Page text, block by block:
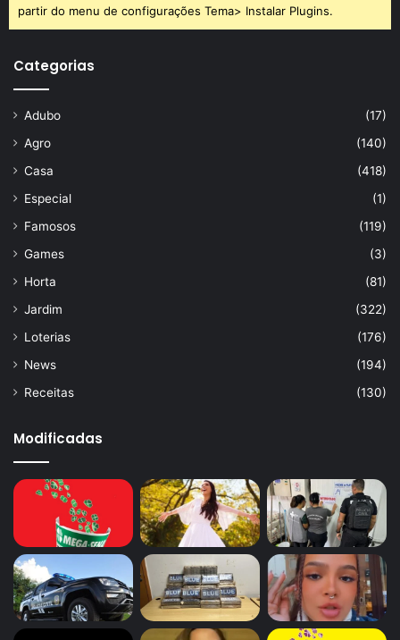
partir do menu de configurações Tema> Instalar Plugins.
Categorias
Adubo
(17)
Agro
(140)
Casa
(418)
Especial
(1)
Famosos
(119)
Games
(3)
Horta
(81)
Jardim
(322)
Loterias
(176)
News
(194)
Receitas
(130)
Modificadas